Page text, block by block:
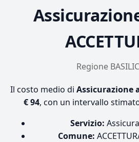
Regione
Il costo medio di Assicurazione
€ 94, con un intervallo
Servizio:
Comune: